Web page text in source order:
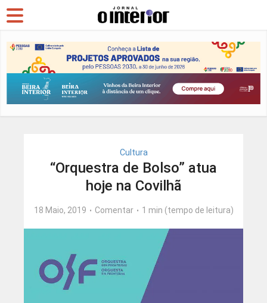
Cultura
“Orquestra de Bolso” atua
hoje na Covilhã
18 Maio, 2019 Comentar 1 min (tempo de leitura)